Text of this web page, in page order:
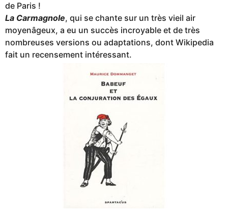
de Paris !
La Carmagnole, qui se chante sur un très vieil air
moyenâgeux, a eu un succès incroyable et de très
nombreuses versions ou adaptations, dont Wikipedia
fait un recensement intéressant.